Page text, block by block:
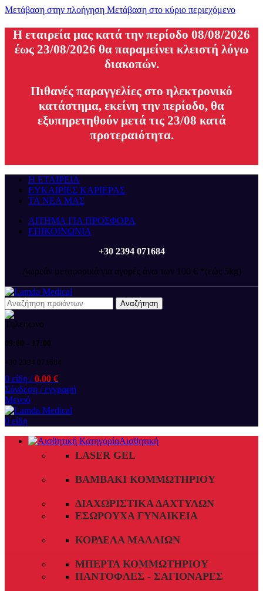
Μετάβαση στην πλοήγηση Μετάβαση στο κύριο περιεχόμενο
H εταιρεία μας κατά την περίοδο 08/08/2026
έως 23/08/2026 θα παραμείνει κλειστή λόγω
διακοπών.
Πιθανές παραγγελίες στο ηλεκτρονικό
κατάστημα, εκείνη την περίοδο, θα
εξυπηρετηθούν μετά τις 23/08 κατά
προτεραιότητα.
Η ΕΤΑΙΡΕΙΑ
ΕΥΚΑΙΡΙΕΣ ΚΑΡΙΕΡΑΣ
ΤΑ ΝΕΑ ΜΑΣ
ΑΙΤΗΜΑ ΓΙΑ ΠΡΟΣΦΟΡΑ
ΕΠΙΚΟΙΝΩΝΙΑ
+30 2394 071684
Δωρεάν μεταφορικά για αγορές άνω των 100 € *(εώς 5kg)
Αναζήτηση
09:00 - 17:00
+30 2394 071684
0 είδη / 0.00 €
Σύνδεση / εγγραφή
Μενού
0 είδη
Αισθητική
LASER GEL
ΒΑΜΒΆΚΙ ΚΟΜΜΩΤΗΡΊΟΥ
ΔΙΑΧΩΡΙΣΤΙΚΆ ΔΑΧΤΎΛΩΝ
ΕΣΏΡΟΥΧΑ ΓΥΝΑΙΚΕΊΑ
ΚΟΡΔΈΛΑ ΜΑΛΛΙΏΝ
ΜΠΈΡΤΑ ΚΟΜΜΩΤΗΡΊΟΥ
ΠΑΝΤΌΦΛΕΣ - ΣΑΓΙΟΝΆΡΕΣ